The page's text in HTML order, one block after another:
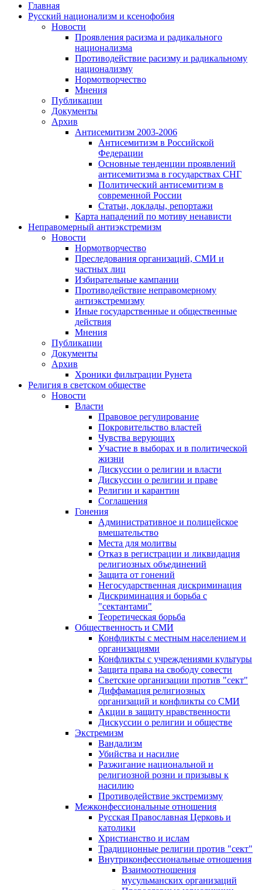
Главная
Русский национализм и ксенофобия
Новости
Проявления расизма и радикального
национализма
Противодействие расизму и радикальному
национализму
Нормотворчество
Мнения
Публикации
Документы
Архив
Антисемитизм 2003-2006
Антисемитизм в Российской
Федерации
Основные тенденции проявлений
антисемитизма в государствах СНГ
Политический антисемитизм в
современной России
Статьи, доклады, репортажи
Карта нападений по мотиву ненависти
Неправомерный антиэкстремизм
Новости
Нормотворчество
Преследования организаций, СМИ и
частных лиц
Избирательные кампании
Противодействие неправомерному
антиэкстремизму
Иные государственные и общественные
действия
Мнения
Публикации
Документы
Архив
Хроники фильтрации Рунета
Религия в светском обществе
Новости
Власти
Правовое регулирование
Покровительство властей
Чувства верующих
Участие в выборах и в политической
жизни
Дискуссии о религии и власти
Дискуссии о религии и праве
Религии и карантин
Соглашения
Гонения
Административное и полицейское
вмешательство
Места для молитвы
Отказ в регистрации и ликвидация
религиозных объединений
Защита от гонений
Негосударственная дискриминация
Дискриминация и борьба с
"сектантами"
Теоретическая борьба
Общественность и СМИ
Конфликты с местным населением и
организациями
Конфликты с учреждениями культуры
Защита права на свободу совести
Светские организации против "сект"
Диффамация религиозных
организаций и конфликты со СМИ
Акции в защиту нравственности
Дискуссии о религии и обществе
Экстремизм
Вандализм
Убийства и насилие
Разжигание национальной и
религиозной розни и призывы к
насилию
Противодействие экстремизму
Межконфессиональные отношения
Русская Православная Церковь и
католики
Христианство и ислам
Традиционные религии против "сект"
Внутриконфессиональные отношения
Взаимоотношения
мусульманских организаций